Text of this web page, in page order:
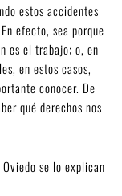
estos accidentes
efecto, sea porque
es el trabajo; o, en
en estos casos,
conocer. De
qué derechos nos
se lo explican